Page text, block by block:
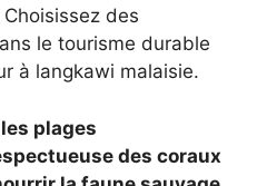
des
le tourisme durable
à langkawi malaisie.
plages
des coraux